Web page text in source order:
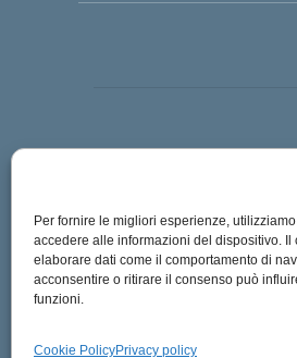
Per fornire le migliori esperienze,
accedere alle informazioni del dispositivo.
elaborare dati come il comportamento di
acconsentire o ritirare il consenso può
funzioni.
Cookie PolicyPrivacy policy